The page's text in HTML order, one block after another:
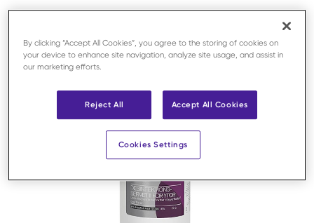
By clicking “Accept All Cookies”, you agree to the storing of cookies on
your device to enhance site navigation, analyze site usage, and assist in
our marketing efforts.
Reject All Accept All Cookies
Cookies Settings